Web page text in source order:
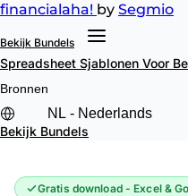
financialaha! by Segmio
Bekijk Bundels
Spreadsheet Sjablonen Voor
Bronnen
Bekijk Bundels
Gratis download - Excel &